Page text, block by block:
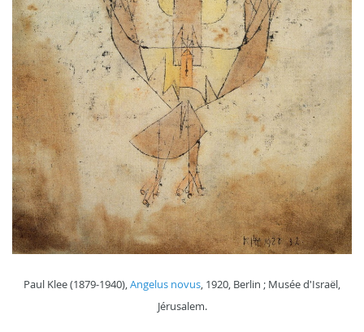
Paul Klee (1879-1940),Angelus novus, 1920, Berlin ; Musée d'Israël,
Jérusalem.